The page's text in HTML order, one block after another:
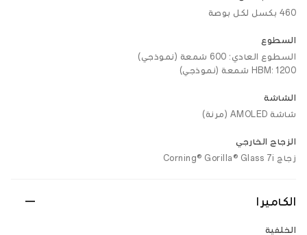
460 بكسل لكل بوصة
السطوع
السطوع العادي: 600 شمعة (نموذجي)
HBM: 1200 شمعة (نموذجي)
الشاشة
شاشة AMOLED (مرنة)
الزجاج الخارجي
زجاج Corning® Gorilla® Glass 7i
الكاميرا
الخلفية